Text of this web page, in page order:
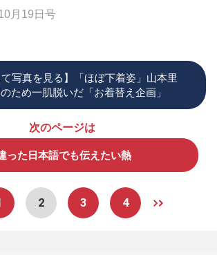
月19日号
て写真を見る】「ほぼ下着姿」山本里
ため一肌脱いだ「お着替え企画」
次のページは
った日本語でも伝えたい熱
2 3 4